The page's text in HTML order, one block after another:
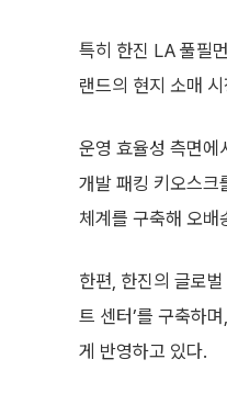
특히 한진 LA 풀필
랜드의 현지 소매
운영 효율성 측면에
개발 패킹 키오스크
체계를 구축해 오배
한편, 한진의 글로
트 센터’를 구축하
게 반영하고 있다.